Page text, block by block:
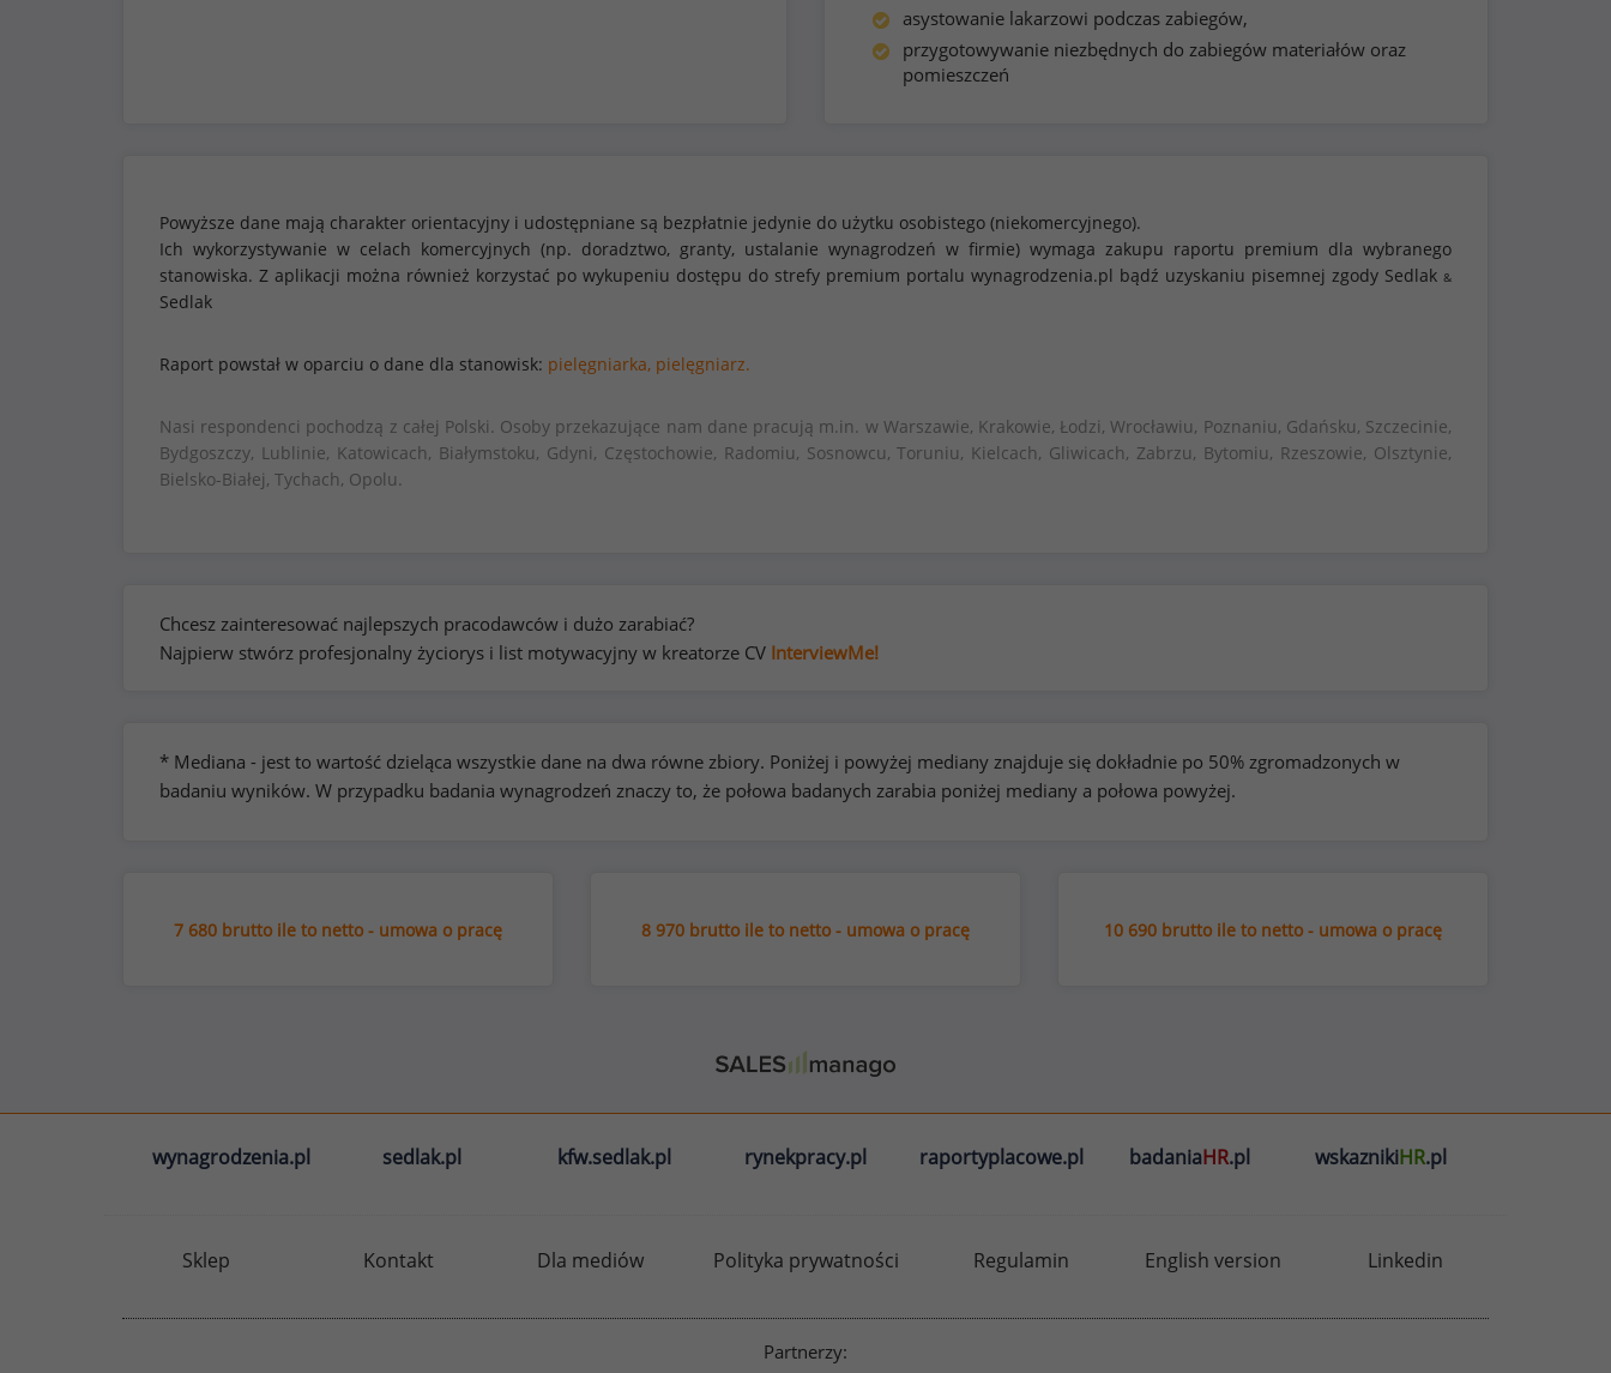
asystowanie lakarzowi podczas zabiegów,
przygotowywanie niezbędnych do zabiegów materiałów oraz
pomieszczeń
Powyższe dane mają charakter orientacyjny i udostępniane są bezpłatnie jedynie do użytku osobistego (niekomercyjnego).
Ich wykorzystywanie w celach komercyjnych (np. doradztwo, granty, ustalanie wynagrodzeń w firmie) wymaga zakupu raportu premium dla wybranego
stanowiska. Z aplikacji można również korzystać po wykupeniu dostępu do strefy premium portalu wynagrodzenia.pl bądź uzyskaniu pisemnej zgody Sedlak &
Sedlak
Raport powstał w oparciu o dane dla stanowisk: pielęgniarka, pielęgniarz.
Nasi respondenci pochodzą z całej Polski. Osoby przekazujące nam dane pracują m.in. w Warszawie, Krakowie, Łodzi, Wrocławiu, Poznaniu, Gdańsku, Szczecinie,
Bydgoszczy, Lublinie, Katowicach, Białymstoku, Gdyni, Częstochowie, Radomiu, Sosnowcu, Toruniu, Kielcach, Gliwicach, Zabrzu, Bytomiu, Rzeszowie, Olsztynie,
Bielsko-Białej, Tychach, Opolu.
Chcesz zainteresować najlepszych pracodawców i dużo zarabiać?
Najpierw stwórz profesjonalny życiorys i list motywacyjny w kreatorze CV InterviewMe!
* Mediana - jest to wartość dzieląca wszystkie dane na dwa równe zbiory. Poniżej i powyżej mediany znajduje się dokładnie po 50% zgromadzonych w
badaniu wyników. W przypadku badania wynagrodzeń znaczy to, że połowa badanych zarabia poniżej mediany a połowa powyżej.
7 680 brutto ile to netto - umowa o pracę 8 970 brutto ile to netto - umowa o pracę 10 690 brutto ile to netto - umowa o pracę
wynagrodzenia.pl sedlak.pl kfw.sedlak.pl rynekpracy.pl raportyplacowe.pl badaniaHR.pl wskaznikiHR.pl
Sklep Kontakt Dla mediów Polityka prywatności Regulamin English version Linkedin
Partnerzy: